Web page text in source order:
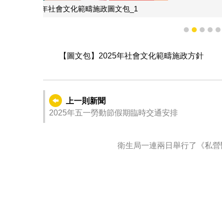
1 2 3 4
【圖文包】2025年社會文化範疇施政方針
上一則新聞
2025年五一勞動節假期臨時交通安排
衛生局一連兩日舉行了《私